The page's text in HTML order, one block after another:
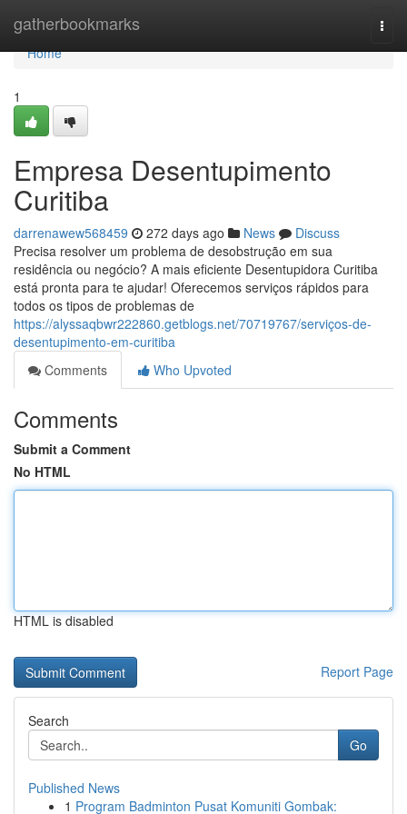
gatherbookmarks
Home
Home
1
Empresa Desentupimento
Curitiba
darrenawew568459 272 days ago News
Discuss
Precisa resolver um problema de desobstrução em sua
residência ou negócio? A mais eficiente Desentupidora Curitiba
está pronta para te ajudar! Oferecemos serviços rápidos para
todos os tipos de problemas de
https://alyssaqbwr222860.getblogs.net/70719767/serviços-de-
desentupimento-em-curitiba
Comments
Who Upvoted
Comments
Submit a Comment
No HTML
HTML is disabled
Report Page
Search
Go
Published News
1 Program Badminton Pusat Komuniti Gombak: